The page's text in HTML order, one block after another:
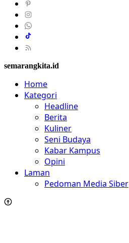
semarangkita.id
Home
Kategori
Headline
Berita
Kuliner
Seni Budaya
Kabar Kampus
Opini
Laman
Pedoman Media Siber